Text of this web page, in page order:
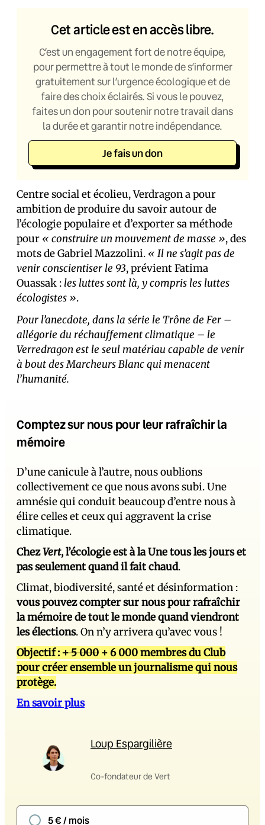
Cet article est en accès libre.
C’est un engagement fort de notre équipe,
pour permettre à tout le monde de s’informer
gratuitement sur l’urgence écologique et de
faire des choix éclairés. Si vous le pouvez,
faites un don pour soutenir notre travail dans
la durée et garantir notre indépendance.
Je fais un don
Centre social et écolieu, Verdragon a pour
ambition de produire du savoir autour de
l’écologie populaire et d’exporter sa méthode
pour « construire un mouvement de masse », des
mots de Gabriel Mazzolini. « Il ne s’agit pas de
venir conscientiser le 93, prévient Fatima
Ouassak : les luttes sont là, y compris les luttes
écologistes ».
Pour l’anecdote, dans la série le Trône de Fer –
allégorie du réchauffement climatique – le
Verredragon est le seul matériau capable de venir
à bout des Marcheurs Blanc qui menacent
l’humanité.
Comptez sur nous pour leur rafraîchir la
mémoire
D’une canicule à l’autre, nous oublions
collectivement ce que nous avons subi. Une
amnésie qui conduit beaucoup d’entre nous à
élire celles et ceux qui aggravent la crise
climatique.
ChezVert, l’écologie est à la Une tous les jours et
pas seulement quand il fait chaud.
Climat, biodiversité, santé et désinformation :
vous pouvez compter sur nous pour rafraîchir
la mémoire de tout le monde quand viendront
les élections. On n’y arrivera qu’avec vous !
Objectif :+ 5 000 + 6 000 membres du Club
pour créer ensemble un journalisme qui nous
protège.
En savoir plus
Loup Espargilière
Co-fondateur de Vert
5 € / mois